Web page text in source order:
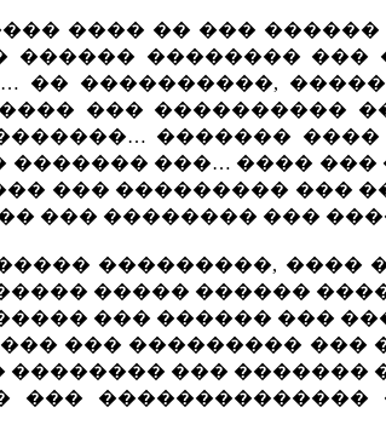
���� �� ��� ������
������ �������� ���
�� ����������,
��� ����������
�������
���… ����
��� ��������� ���
��� �������� ���
���������, ����
����� ������
��� ������ ���
��� ��������� ���
��� �������
��� ��������������